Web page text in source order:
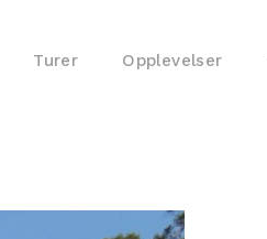
Turer Opplevelser